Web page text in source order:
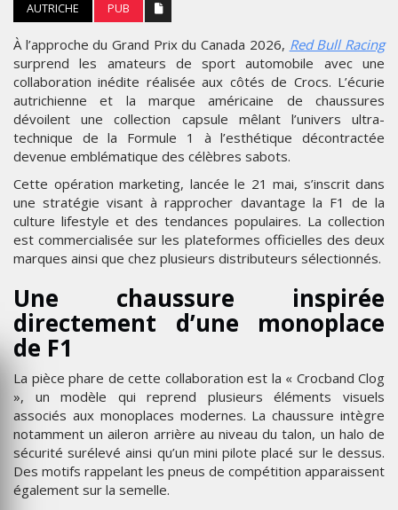
AUTRICHE PUB
À l’approche du Grand Prix du Canada 2026, Red Bull Racing
surprend les amateurs de sport automobile avec une
collaboration inédite réalisée aux côtés de Crocs. L’écurie
autrichienne et la marque américaine de chaussures
dévoilent une collection capsule mêlant l’univers ultra-
technique de la Formule 1 à l’esthétique décontractée
devenue emblématique des célèbres sabots.
Cette opération marketing, lancée le 21 mai, s’inscrit dans
une stratégie visant à rapprocher davantage la F1 de la
culture lifestyle et des tendances populaires. La collection
est commercialisée sur les plateformes officielles des deux
marques ainsi que chez plusieurs distributeurs sélectionnés.
Une chaussure inspirée
directement d’une monoplace
de F1
La pièce phare de cette collaboration est la « Crocband Clog
», un modèle qui reprend plusieurs éléments visuels
associés aux monoplaces modernes. La chaussure intègre
notamment un aileron arrière au niveau du talon, un halo de
sécurité surélevé ainsi qu’un mini pilote placé sur le dessus.
Des motifs rappelant les pneus de compétition apparaissent
également sur la semelle.